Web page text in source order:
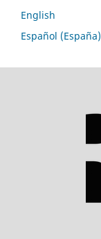
English
Español (España)